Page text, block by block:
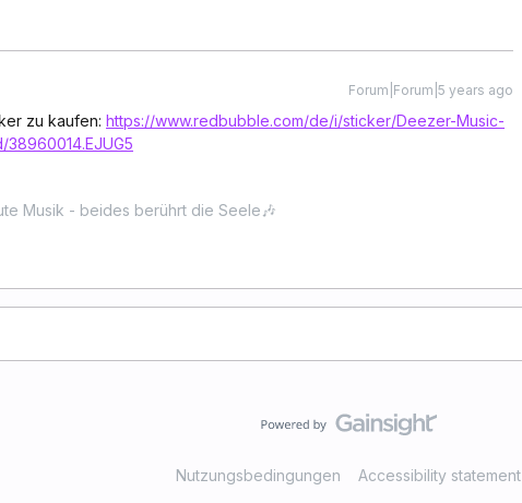
Forum|Forum|5 years ago
zu kaufen: https://www.redbubble.com/de/i/sticker/Deezer-Music-
Musik - beides berührt die Seele🎶
Nutzungsbedingungen Accessibility statement